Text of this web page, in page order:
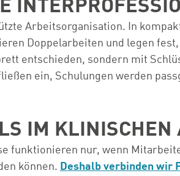
Arbeitsorganisation. In
Doppelarbeiten und legen
entschieden, sondern mit
ein, Schulungen werden
IM KLINISCHEN
funktionieren nur, wenn
können. Deshalb verbinden wir